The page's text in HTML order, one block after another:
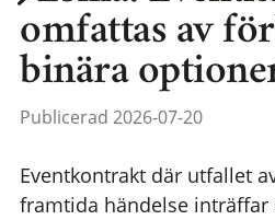
omfattas av
binära
Publicerad 2026-07-20
Eventkontrakt där utfallet
framtida händelse